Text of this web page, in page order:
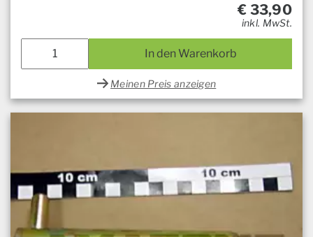
€ 33,90
inkl. MwSt.
In den Warenkorb
Meinen Preis anzeigen